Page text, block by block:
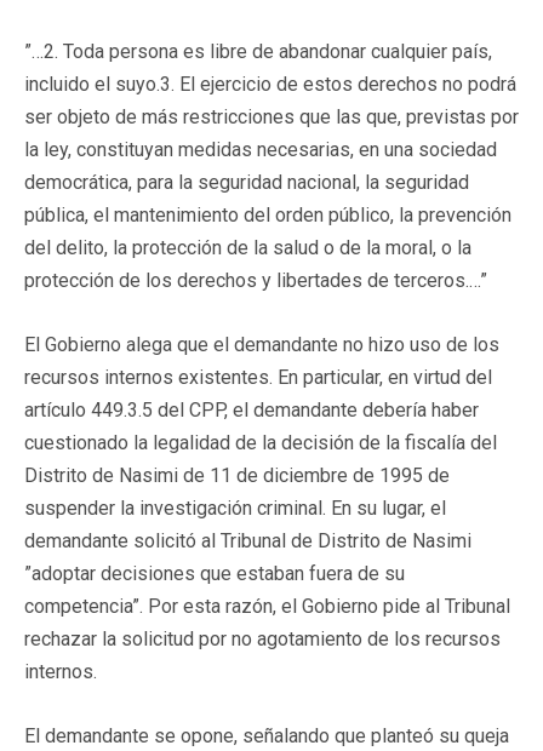
”…2. Toda persona es libre de abandonar cualquier país,
incluido el suyo.3. El ejercicio de estos derechos no podrá
ser objeto de más restricciones que las que, previstas por
la ley, constituyan medidas necesarias, en una sociedad
democrática, para la seguridad nacional, la seguridad
pública, el mantenimiento del orden público, la prevención
del delito, la protección de la salud o de la moral, o la
protección de los derechos y libertades de terceros.…”
El Gobierno alega que el demandante no hizo uso de los
recursos internos existentes. En particular, en virtud del
artículo 449.3.5 del CPP, el demandante debería haber
cuestionado la legalidad de la decisión de la fiscalía del
Distrito de Nasimi de 11 de diciembre de 1995 de
suspender la investigación criminal. En su lugar, el
demandante solicitó al Tribunal de Distrito de Nasimi
”adoptar decisiones que estaban fuera de su
competencia”. Por esta razón, el Gobierno pide al Tribunal
rechazar la solicitud por no agotamiento de los recursos
internos.
El demandante se opone, señalando que planteó su queja